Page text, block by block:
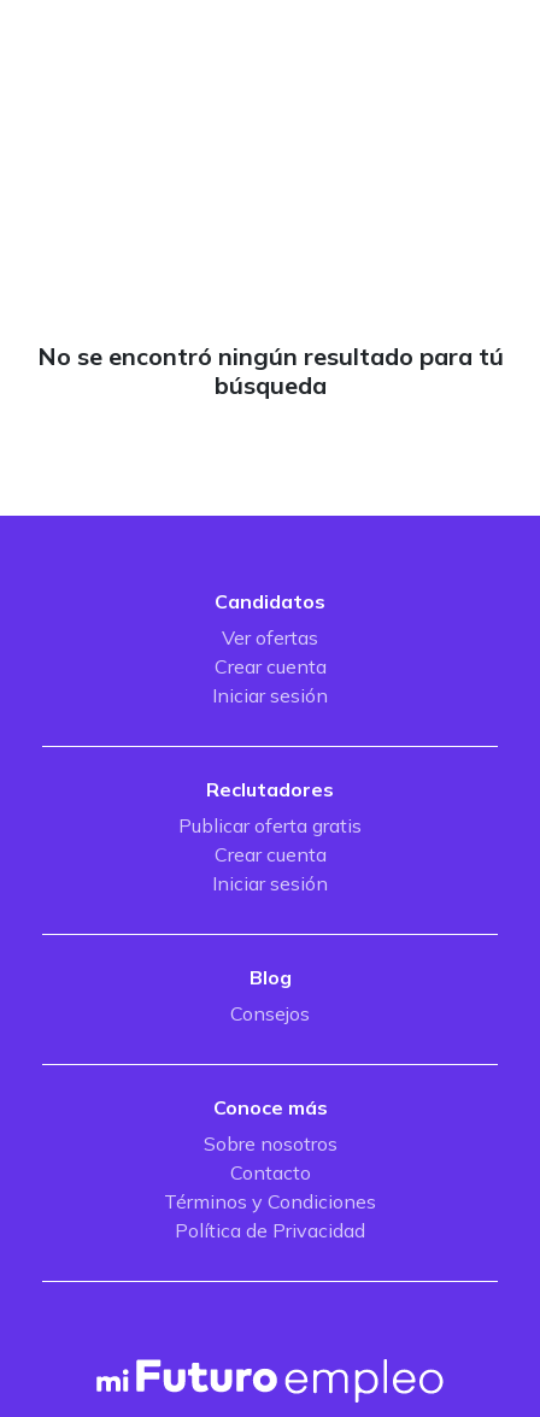
No se encontró ningún resultado para tú
búsqueda
Candidatos
Ver ofertas
Crear cuenta
Iniciar sesión
Reclutadores
Publicar oferta gratis
Crear cuenta
Iniciar sesión
Blog
Consejos
Conoce más
Sobre nosotros
Contacto
Términos y Condiciones
Política de Privacidad